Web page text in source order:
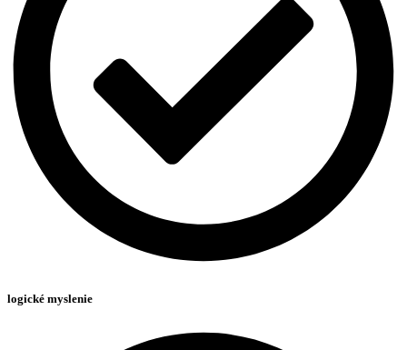
logické myslenie